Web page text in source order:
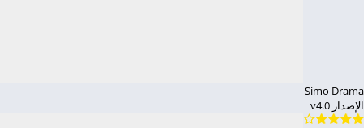
Simo Drama
الإصدار v4.0